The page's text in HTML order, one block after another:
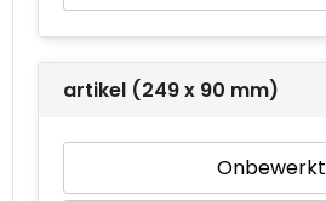
artikel (249 x 90 mm)
Onbewerkt